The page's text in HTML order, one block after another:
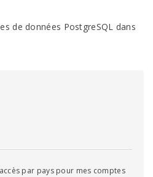
de données PostgreSQL dans
par pays pour mes comptes